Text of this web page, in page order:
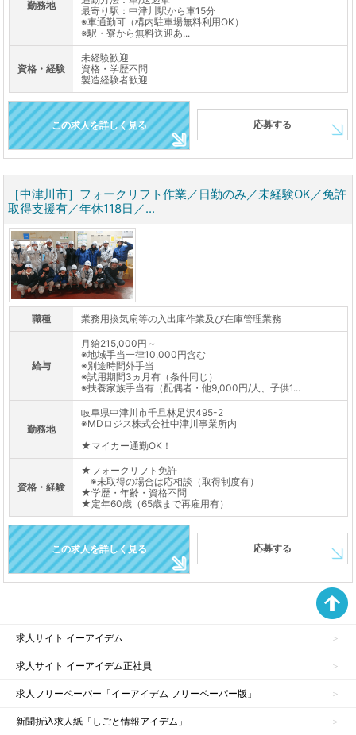
勤務地
最寄り駅：中津川駅から車15分
※車通勤可（構内駐車場無料利用OK）
※駅・寮から無料送迎あ...
資格・経験
未経験歓迎
資格・学歴不問
製造経験者歓迎
この求人を詳しく見る 応募する
［中津川市］フォークリフト作業／日勤のみ／未経験OK／免許
取得支援有／年休118日／...
職種 業務用換気扇等の入出庫作業及び在庫管理業務
給与
月給215,000円～
※地域手当一律10,000円含む
※別途時間外手当
※試用期間3ヵ月有（条件同じ）
※扶養家族手当有（配偶者・他9,000円/人、子供1...
勤務地
岐阜県中津川市千旦林足沢495-2
※MDロジス株式会社中津川事業所内
★マイカー通勤OK！
資格・経験
★フォークリフト免許
※未取得の場合は応相談（取得制度有）
★学歴・年齢・資格不問
★定年60歳（65歳まで再雇用有）
この求人を詳しく見る 応募する
求人サイト イーアイデム
求人サイト イーアイデム正社員
求人フリーペーパー「イーアイデム フリーペーパー版」
新聞折込求人紙「しごと情報アイデム」